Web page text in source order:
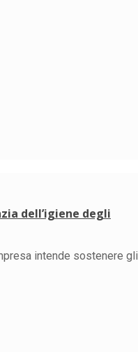
dell’igiene degli
intende sostenere gli